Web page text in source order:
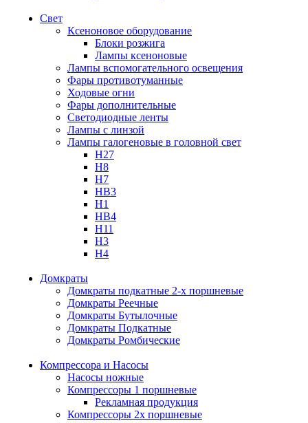
Свет
Ксеноновое оборудование
Блоки розжига
Лампы ксеноновые
Лампы вспомогательного освещения
Фары противотуманные
Ходовые огни
Фары дополнительные
Светодиодные ленты
Лампы с линзой
Лампы галогеновые в головной свет
H27
H8
H7
HB3
H1
HB4
H11
H3
H4
Домкраты
Домкраты подкатные 2-х поршневые
Домкраты Реечные
Домкраты Бутылочные
Домкраты Подкатные
Домкраты Ромбические
Компрессора и Насосы
Насосы ножные
Компрессоры 1 поршневые
Рекламная продукция
Компрессоры 2х поршневые